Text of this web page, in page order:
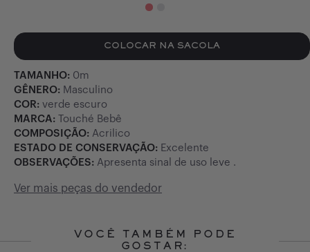
COLOCAR NA SACOLA
TAMANHO: 0m
GÊNERO: Masculino
COR: verde escuro
MARCA:
Touché Bebê
COMPOSIÇÃO: Acrilico
ESTADO DE CONSERVAÇÃO: Excelente
OBSERVAÇÕES: Apresenta sinal de uso leve .
Ver mais peças do vendedor
VOCÊ TAMBÉM PODE
GOSTAR: